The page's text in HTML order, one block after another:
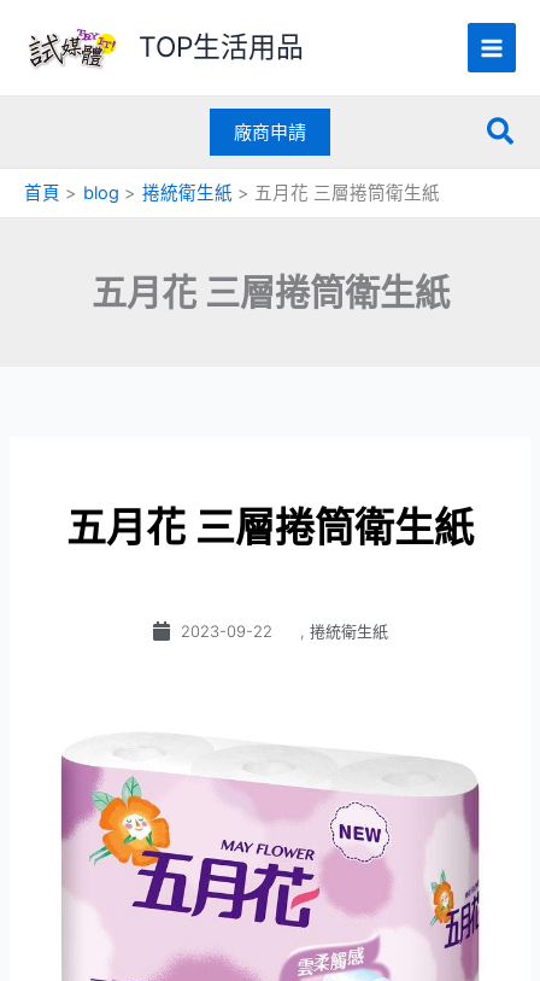
要
TOP生活用品
廠商申請
搜
尋
首頁 blog 捲統衛生紙 五月花 三層捲筒衛生紙
五月花 三層捲筒衛生紙
五月花 三層捲筒衛生紙
2023-09-22 捲統衛生紙